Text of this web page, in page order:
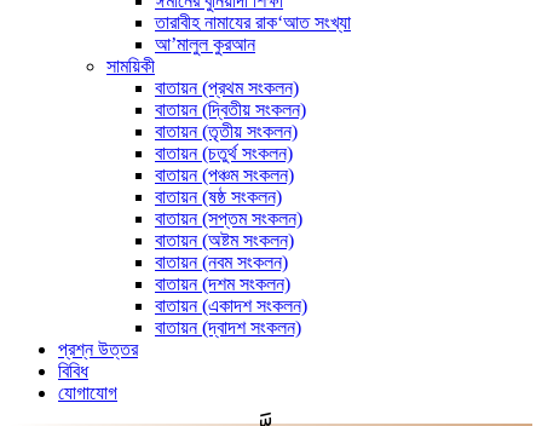
তারাবীহ নামাযের রাক‘আত সংখ্যা
আ’মালুল কুরআন
সাময়িকী
বাতায়ন (প্রথম সংকলন)
বাতায়ন (দ্বিতীয় সংকলন)
বাতায়ন (তৃতীয় সংকলন)
বাতায়ন (চতুর্থ সংকলন)
বাতায়ন (পঞ্চম সংকলন)
বাতায়ন (ষষ্ঠ সংকলন)
বাতায়ন (সপ্তম সংকলন)
বাতায়ন (অষ্টম সংকলন)
বাতায়ন (নবম সংকলন)
বাতায়ন (দশম সংকলন)
বাতায়ন (একাদশ সংকলন)
বাতায়ন (দ্বাদশ সংকলন)
প্রশ্ন উত্তর
বিবিধ
যোগাযোগ